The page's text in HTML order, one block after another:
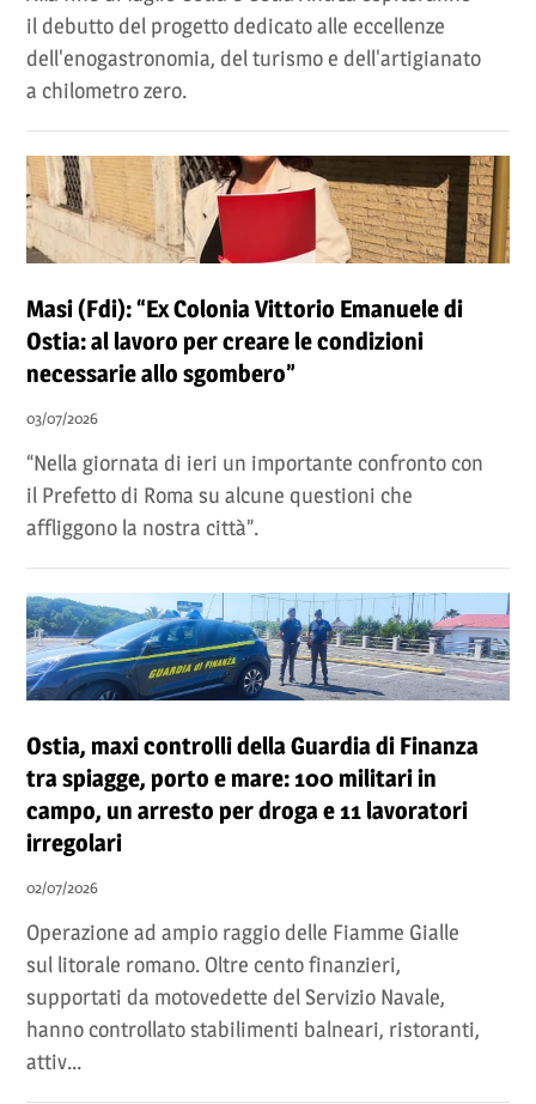
il debutto del progetto dedicato alle eccellenze
dell'enogastronomia, del turismo e dell'artigianato
a chilometro zero.
Masi (Fdi): “Ex Colonia Vittorio Emanuele di
Ostia: al lavoro per creare le condizioni
necessarie allo sgombero”
03/07/2026
“Nella giornata di ieri un importante confronto con
il Prefetto di Roma su alcune questioni che
affliggono la nostra città”.
Ostia, maxi controlli della Guardia di Finanza
tra spiagge, porto e mare: 100 militari in
campo, un arresto per droga e 11 lavoratori
irregolari
02/07/2026
Operazione ad ampio raggio delle Fiamme Gialle
sul litorale romano. Oltre cento finanzieri,
supportati da motovedette del Servizio Navale,
hanno controllato stabilimenti balneari, ristoranti,
attiv...